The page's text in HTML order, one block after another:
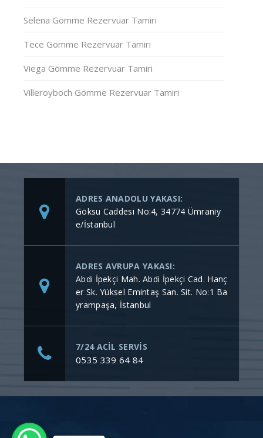
Selena Gömme Rezervuar Tamiri
Tece Gömme Rezervuar Tamiri
Viega Gömme Rezervuar Tamiri
Villeroyboch Gömme Rezervuar Tamiri
ADRES ANADOLU YAKASI:
Göksu Caddesi No:4, 34774 Ümraniy
e/İstanbul
ADRES AVRUPA YAKASI:
Abdi İpekçi Mah. Abdi İpekçi Cad. Hanç
er Sk. Yüksel Emintaş San. Sit. No:1 Ba
yrampaşa, İstanbul
7/24 ACİL SERVİS
0535 339 64 84